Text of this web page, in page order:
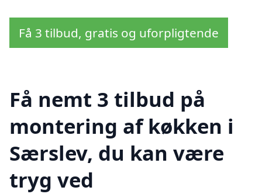
Få 3 tilbud, gratis og uforpligtende
Få nemt 3 tilbud på
montering af køkken i
Særslev, du kan være
tryg ved